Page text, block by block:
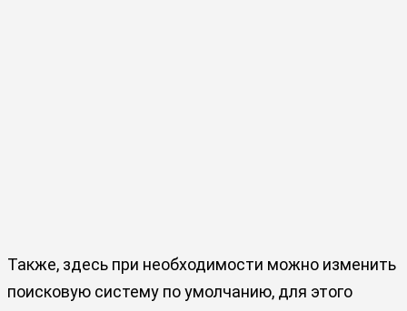
Также, здесь при необходимости можно изменить
поисковую систему по умолчанию, для этого